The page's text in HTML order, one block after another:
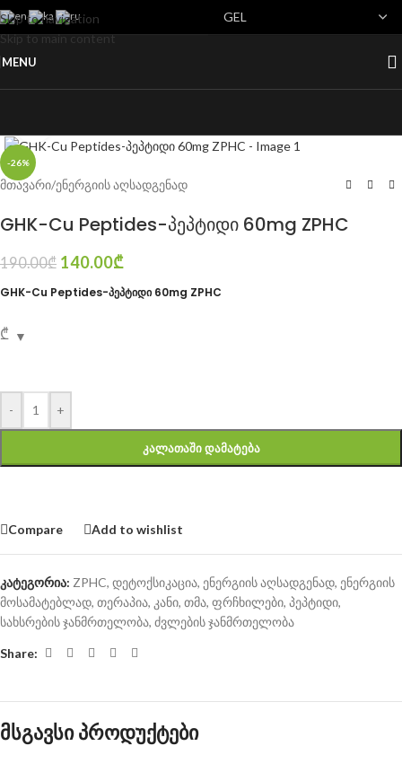
Skip to navigation
Skip to main content
MENU
-26%
მთავარი/ენერგიის აღსადგენად
GHK-Cu Peptides-პეპტიდი 60mg ZPHC
190.00₾ 140.00₾
GHK-Cu Peptides-პეპტიდი 60mg ZPHC
₾
- +
ᲙᲐᲚᲐᲗᲐᲨᲘ ᲓᲐᲛᲐᲢᲔᲑᲐ
Compare Add to wishlist
კატეგორია: ZPHC, დეტოქსიკაცია, ენერგიის აღსადგენად, ენერგიის
მოსამატებლად, თერაპია, კანი, თმა, ფრჩხილები, პეპტიდი,
სახსრების ჯანმრთელობა, ძვლების ჯანმრთელობა
Share:
მსგავსი პროდუქტები